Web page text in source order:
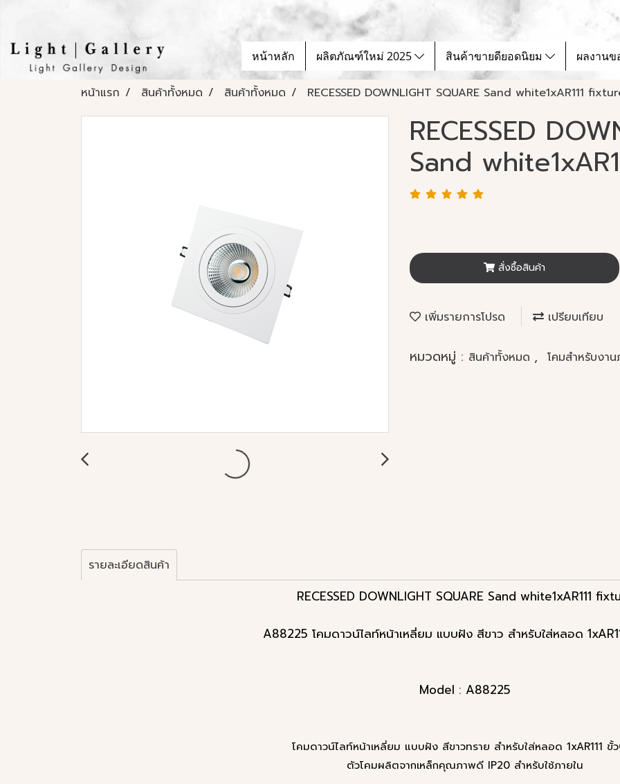
หน้าหลัก ผลิตภัณฑ์ใหม่ 2025 สินค้าขายดียอดนิยม ผลงานข
หน้าแรก สินค้าทั้งหมด สินค้าทั้งหมด RECESSED DOWNLIGHT SQUARE Sand white1xAR111
RECESSED
Sand
สั่งซื้อสินค้า
เพิ่มรายการโปรด เปรียบเทียบ
หมวดหมู่ : สินค้าทั้งหมด , โคมสำหรับงา
รายละเอียดสินค้า
RECESSED DOWNLIGHT SQUARE Sand white1xAR111
A88225 โคมดาวน์ไลท์หน้าเหลี่ยม แบบฝัง สีขาว สำหรับใส่หลอด
Model : A88225
โคมดาวน์ไลท์หน้าเหลี่ยม แบบฝัง สีขาวทราย สำหรับใส่หลอด 1xAR111 ขั้ว
ตัวโคมผลิตจากเหล็กคุณภาพดี IP20 สำหรับใช้ภายใน